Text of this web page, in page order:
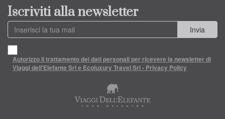
Iscriviti alla newsletter
Invia
Autorizzo il trattamento dei dati personali per ricevere la newsletter di
Viaggi dell'Elefante Srl e Ecoluxury Travel Srl - Privacy Policy